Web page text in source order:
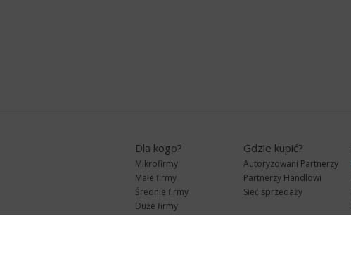
Dla kogo?
Mikrofirmy
Małe firmy
Średnie firmy
Duże firmy
Gdzie kupić?
Autoryzowani Partnerzy
Partnerzy Handlowi
Sieć sprzedaży